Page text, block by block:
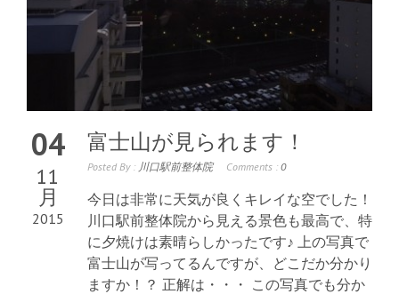
04
11
月
2015
富士山が見られます！
Posted By : 川口駅前整体院 Comments : 0
今日は非常に天気が良くキレイな空でした！
川口駅前整体院から見える景色も最高で、特
に夕焼けは素晴らしかったです♪ 上の写真で
富士山が写ってるんですが、どこだか分かり
ますか！？ 正解は・・・ この写真でも分か